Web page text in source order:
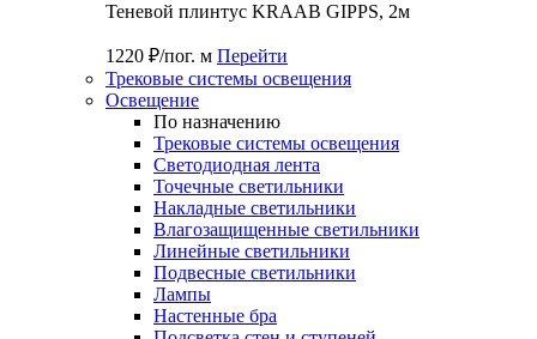
Теневой плинтус KRAAB GIPPS, 2м
1220 ₽/пог. м Перейти
Трековые системы освещения
Освещение
По назначению
Трековые системы освещения
Светодиодная лента
Точечные светильники
Накладные светильники
Влагозащищенные светильники
Линейные светильники
Подвесные светильники
Лампы
Настенные бра